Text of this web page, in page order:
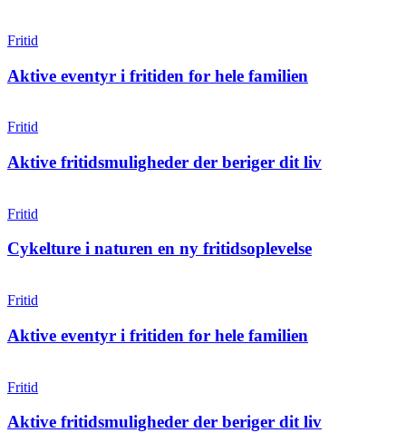
Fritid
Aktive eventyr i fritiden for hele familien
Fritid
Aktive fritidsmuligheder der beriger dit liv
Fritid
Cykelture i naturen en ny fritidsoplevelse
Fritid
Aktive eventyr i fritiden for hele familien
Fritid
Aktive fritidsmuligheder der beriger dit liv